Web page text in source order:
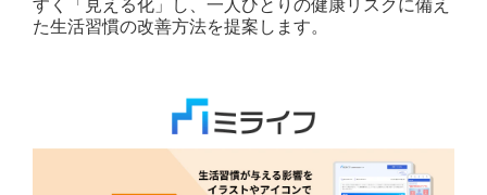
すく「見える化」し、一人ひとりの健康リスクに備え
た生活習慣の改善方法を提案します。